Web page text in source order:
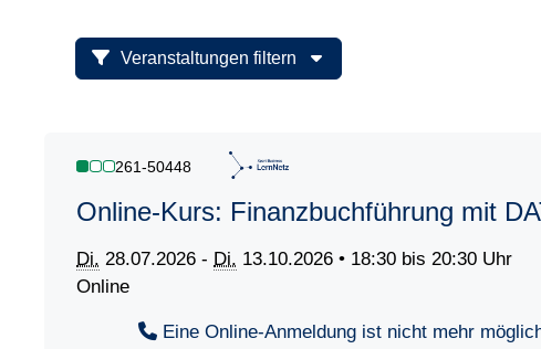
Veranstaltungen filtern
261-50448
Online-Kurs: Finanzbuchführung mit
Di. 28.07.2026 - Di. 13.10.2026 • 18:30 bis 20:30 Uhr
Online
Eine Online-Anmeldung ist nicht mehr